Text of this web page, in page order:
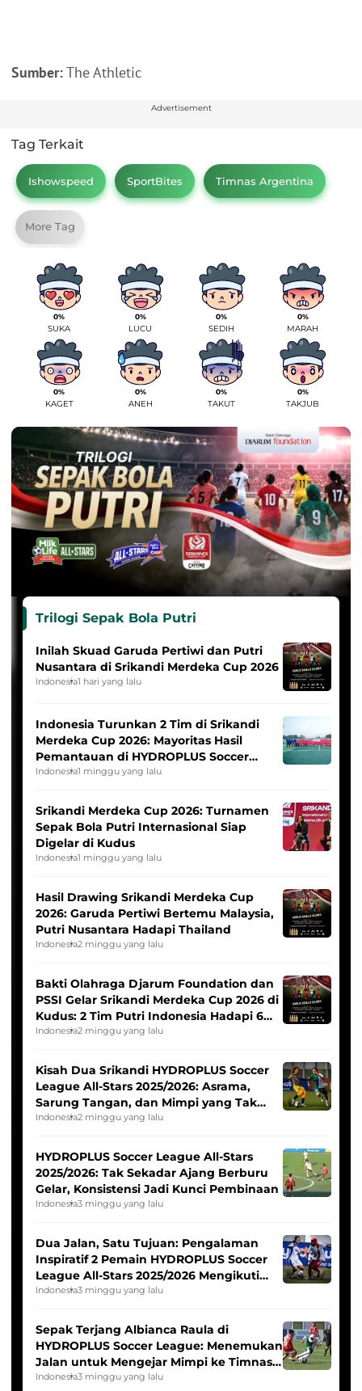
Sumber:The Athletic
Advertisement
Tag Terkait
Ishowspeed SportBites Timnas Argentina
More Tag
0%
SUKA
0%
LUCU
0%
SEDIH
0%
MARAH
0%
KAGET
0%
ANEH
0%
TAKUT
0%
TAKJUB
Trilogi Sepak Bola Putri
Inilah Skuad Garuda Pertiwi dan Putri
Nusantara di Srikandi Merdeka Cup 2026
Indonesia1 hari yang lalu
Indonesia Turunkan 2 Tim di Srikandi
Merdeka Cup 2026: Mayoritas Hasil
Pemantauan di HYDROPLUS Soccer
League
Indonesia1 minggu yang lalu
Srikandi Merdeka Cup 2026: Turnamen
Sepak Bola Putri Internasional Siap
Digelar di Kudus
Indonesia1 minggu yang lalu
Hasil Drawing Srikandi Merdeka Cup
2026: Garuda Pertiwi Bertemu Malaysia,
Putri Nusantara Hadapi Thailand
Indonesia2 minggu yang lalu
Bakti Olahraga Djarum Foundation dan
PSSI Gelar Srikandi Merdeka Cup 2026 di
Kudus: 2 Tim Putri Indonesia Hadapi 6
Tim Asia
Indonesia2 minggu yang lalu
Kisah Dua Srikandi HYDROPLUS Soccer
League All-Stars 2025/2026: Asrama,
Sarung Tangan, dan Mimpi yang Tak
Pernah Padam
Indonesia2 minggu yang lalu
HYDROPLUS Soccer League All-Stars
2025/2026: Tak Sekadar Ajang Berburu
Gelar, Konsistensi Jadi Kunci Pembinaan
Indonesia3 minggu yang lalu
Dua Jalan, Satu Tujuan: Pengalaman
Inspiratif 2 Pemain HYDROPLUS Soccer
League All-Stars 2025/2026 Mengikuti
Seleksi Timnas Indonesia Putri
Indonesia3 minggu yang lalu
Sepak Terjang Albianca Raula di
HYDROPLUS Soccer League: Menemukan
Jalan untuk Mengejar Mimpi ke Timnas
Indonesia Putri
Indonesia3 minggu yang lalu